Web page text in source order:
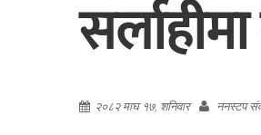
२०८२ माघ १७, शनिवार ननस्टप